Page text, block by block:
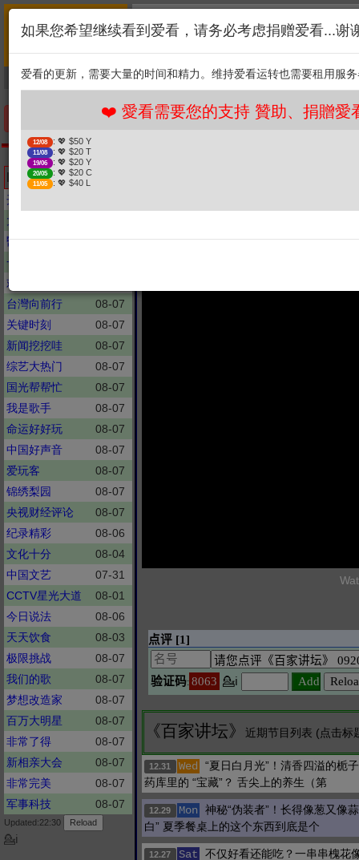
新闻
综艺 剧集
捐贈幫助
❤️ 愛看需要您的支持 贊助
: 💖 $50 Y
11/08
19/06 : 💖 $20 Y
2. 点击捐赠
Latest updates
开讲啦
大话新闻
醫學大聯盟
08-07
一袋女王
欢乐智多星
台灣向前行
08-07
关键时刻
08-07
新闻挖挖哇
08-07
综艺大热门
08-07
国光帮帮忙
08-07
我是歌手
08-07
命运好好玩
08-07
中国好声音
08-07
爱玩客
08-07
锦绣梨园
08-07
央视财经评论
08-07
纪录精彩
08-06
文化十分
08-04
中国文艺
07-31
CCTV星光大道
08-01
今日说法
08-06
天天饮食
08-03
极限挑战
08-07
我们的歌
08-07
梦想改造家
08-07
百万大明星
08-07
非常了得
08-07
新相亲大会
08-07
非常完美
08-07
军事科技
08-07
Updated:22:30
💁ℹ
《百家讲坛》 近期节目列表 (点击标
12.31 Wed
“夏日白月光”！清香四溢的栀
药库里的 “宝藏”？ 舌尖上的养生（第
12.29 Mon
神秘“伪装者”！长得像葱又像
白” 夏季餐桌上的这个东西到底是个
12.27 Sat
不仅好看还能吃？一串串槐花
如果您希望继续看到爱看，请务必考虑捐赠爱看...谢
爱看的更新，需要大量的时间和精力。维持爱看运转也需要租用服
❤️ 愛看需要您的支持 贊助、捐贈愛看 分
12/08 : 💖 $50 Y
11/08 : 💖 $20 T
19/06 : 💖 $20 Y
20/05 : 💖 $20 C
11/05 : 💖 $40 L